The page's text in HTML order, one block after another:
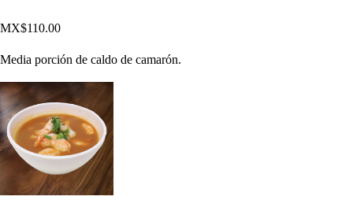
MX$110.00
Media porción de caldo de camarón.